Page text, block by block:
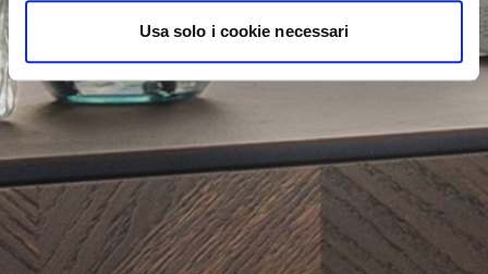
Usa solo i cookie necessari